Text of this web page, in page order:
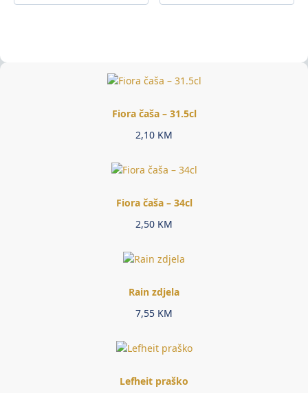
Fiora čaša – 31.5cl
2,10 KM
Fiora čaša – 34cl
2,50 KM
Rain zdjela
7,55 KM
Lefheit praško